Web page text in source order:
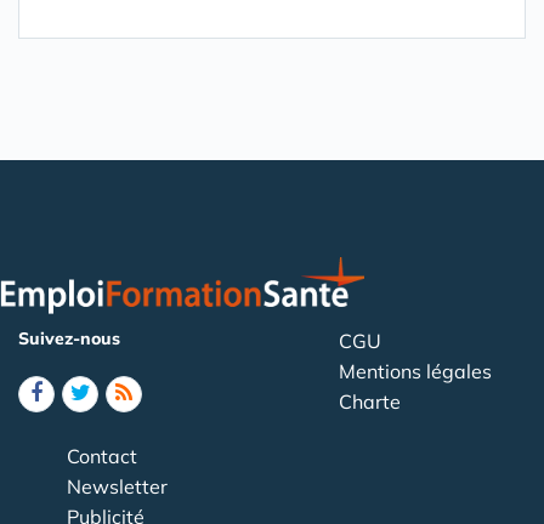
Suivez-nous
CGU
Mentions légales
Charte
Contact
Newsletter
Publicité